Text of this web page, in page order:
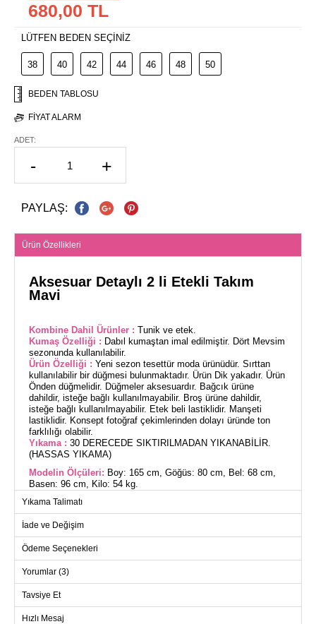
680,00 TL
LÜTFEN BEDEN SEÇİNİZ
38 40 42 44 46 48 50
BEDEN TABLOSU
FIYAT ALARM
ADET:
- +
PAYLAŞ:
Ürün Özellikleri
Aksesuar Detaylı 2 li Etekli Takım
Mavi
Kombine Dahil Ürünler : Tunik ve etek.
Kumaş Özelliği : Dabıl kumaştan imal edilmiştir. Dört Mevsim
sezonunda kullanılabilir.
Ürün Özelliği : Yeni sezon tesettür moda ürünüdür. Sırttan
kullanılabilir bir düğmesi bulunmaktadır. Ürün Dik yakadır. Ürün
Önden düğmelidir. Düğmeler aksesuardır. Bağcık ürüne
dahildir, isteğe bağlı kullanılmayabilir. Broş ürüne dahildir,
isteğe bağlı kullanılmayabilir. Etek beli lastiklidir. Manşeti
lastiklidir. Konsept fotoğraf çekimlerinden dolayı üründe ton
farklılığı olabilir.
Yıkama : 30 DERECEDE SIKTIRILMADAN YIKANABİLİR.
(HASSAS YIKAMA)
Modelin Ölçüleri: Boy: 165 cm, Göğüs: 80 cm, Bel: 68 cm,
Basen: 96 cm, Kilo: 54 kg.
(Modelin üzerindeki ürün 38 bedendir.)
Bu şık 2'li etekli takım, modern tesettür giyimine mükemmel bir
eklentidir. Dört mevsim giyilebilir özelliği ile gardropların
vazgeçilmezi olacak. Dabıl kumaş kullanılarak üretilen bu
takım, 30 derecede hassas yıkama ile temizlenebilir. Ürün, dik
yakaya ve ön kısmında decoratif ama işlevsel düğmelere
sahiptir. Etek ve tuniğin bel kısmı lastiklidir, bu da mükemmel
bir uyum ve konfor sağlar. Bağcık detayı, stilinize göre
ayarlanabilir.
Yıkama Talimatı
İade ve Değişim
Ödeme Seçenekleri
Yorumlar (3)
Tavsiye Et
Hızlı Mesaj